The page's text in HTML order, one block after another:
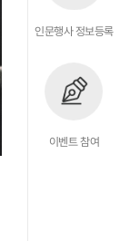
인문행사 정보등록
이벤트 참여